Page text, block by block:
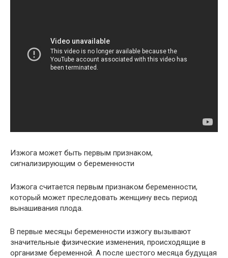
Изжога может быть первым признаком,
сигнализирующим о беременности
Изжога считается первым признаком беременности,
который может преследовать женщину весь период
вынашивания плода.
В первые месяцы беременности изжогу вызывают
значительные физические изменения, происходящие в
организме беременной. А после шестого месяца будущая